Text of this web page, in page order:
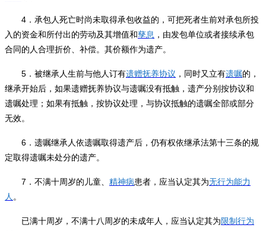
4 ．承包人死亡时尚未取得承包收益的，可把死者生前对承包所投
入的资金和所付出的劳动及其增值和孳息 ，由发包单位或者接续承包
合同的人合理折价、补偿。其价额作为遗产。
5 ．被继承人生前与他人订有遗赠抚养协议 ，同时又立有遗嘱的，
继承开始后，如果遗赠抚养协议与遗嘱没有抵触，遗产分别按协议和
遗嘱处理；如果有抵触，按协议处理，与协议抵触的遗嘱全部或部分
无效。
6 ．遗嘱继承人依遗嘱取得遗产后，仍有权依继承法第十三条的规
定取得遗嘱未处分的遗产。
7 ．不满十周岁的儿童、 精神病患者，应当认定其为无行为能力
人 。
已满十周岁，不满十八周岁的未成年人，应当认定其为 限制行为